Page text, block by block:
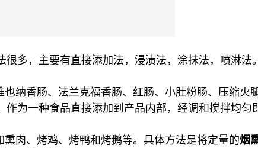
很多，主要有直接添加法，浸渍法，涂抹法，喷淋法
纳香肠、法兰克福香肠、红肠、小肚粉肠、压缩火
作为一种食品直接添加到产品内部，经调和搅拌均匀
肉、烤鸡、烤鸭和烤鹅等。具体方法是将定量的烟